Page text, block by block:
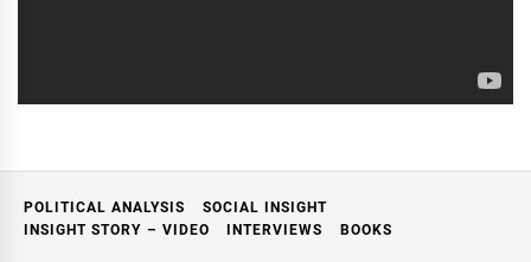
POLITICAL ANALYSIS
SOCIAL INSIGHT
INSIGHT STORY – VIDEO
INTERVIEWS BOOKS